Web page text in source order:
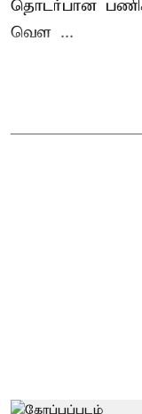
தொடர்பான
வெள ...